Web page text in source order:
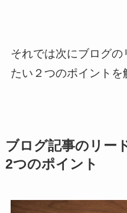
それでは次にブログの
たい２つのポイントを
ブログ記事のリー
2つのポイント